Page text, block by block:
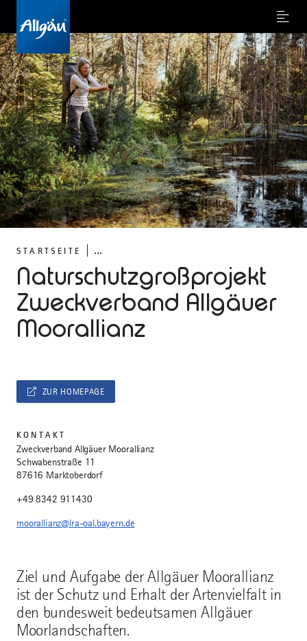
Menu
STARTSEITE ...
Naturschutzgroßprojekt
Zweckverband Allgäuer
Moorallianz
©
Ziel und Aufgabe der Allgäuer Moorallianz
ist der Schutz und Erhalt der Artenvielfalt in
den bundesweit bedeutsamen Allgäuer
Moorlandschaften.
ZUR HOMEPAGE
KONTAKT
Zweckverband Allgäuer Moorallianz
Schwabenstraße 11
87616 Marktoberdorf
+49 8342 911430
moorallianz@lra-oal.bayern.de